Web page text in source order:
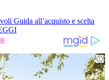
Guida all’acquisto e scelta